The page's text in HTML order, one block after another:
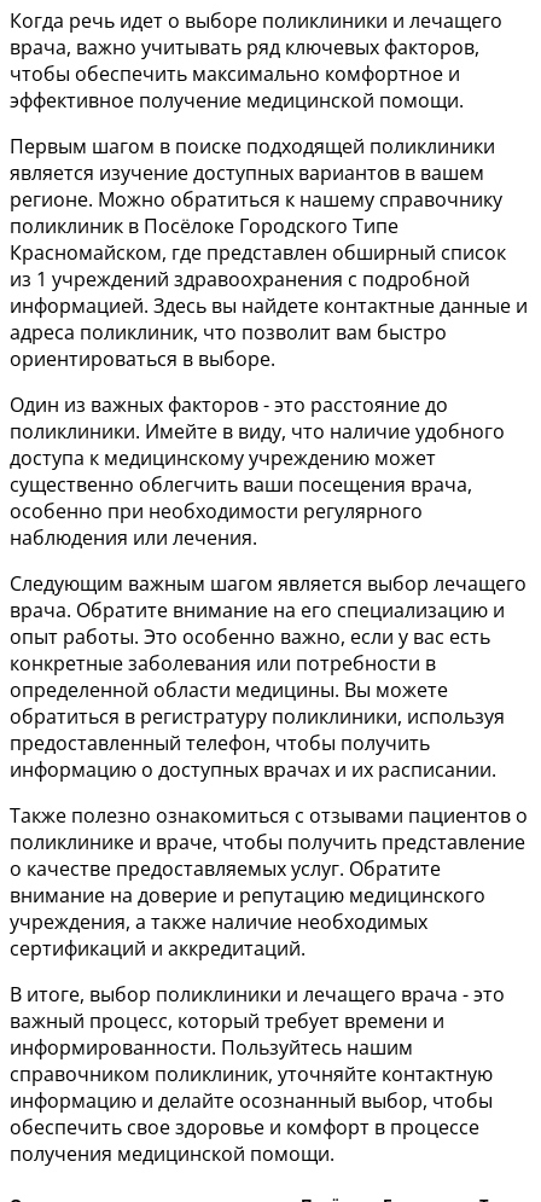
Когда речь идет о выборе поликлиники и лечащего
врача, важно учитывать ряд ключевых факторов,
чтобы обеспечить максимально комфортное и
эффективное получение медицинской помощи.
Первым шагом в поиске подходящей поликлиники
является изучение доступных вариантов в вашем
регионе. Можно обратиться к нашему справочнику
поликлиник в Посёлоке Городского Типе
Красномайском, где представлен обширный список
из 1 учреждений здравоохранения с подробной
информацией. Здесь вы найдете контактные данные и
адреса поликлиник, что позволит вам быстро
ориентироваться в выборе.
Один из важных факторов - это расстояние до
поликлиники. Имейте в виду, что наличие удобного
доступа к медицинскому учреждению может
существенно облегчить ваши посещения врача,
особенно при необходимости регулярного
наблюдения или лечения.
Следующим важным шагом является выбор лечащего
врача. Обратите внимание на его специализацию и
опыт работы. Это особенно важно, если у вас есть
конкретные заболевания или потребности в
определенной области медицины. Вы можете
обратиться в регистратуру поликлиники, используя
предоставленный телефон, чтобы получить
информацию о доступных врачах и их расписании.
Также полезно ознакомиться с отзывами пациентов о
поликлинике и враче, чтобы получить представление
о качестве предоставляемых услуг. Обратите
внимание на доверие и репутацию медицинского
учреждения, а также наличие необходимых
сертификаций и аккредитаций.
В итоге, выбор поликлиники и лечащего врача - это
важный процесс, который требует времени и
информированности. Пользуйтесь нашим
справочником поликлиник, уточняйте контактную
информацию и делайте осознанный выбор, чтобы
обеспечить свое здоровье и комфорт в процессе
получения медицинской помощи.